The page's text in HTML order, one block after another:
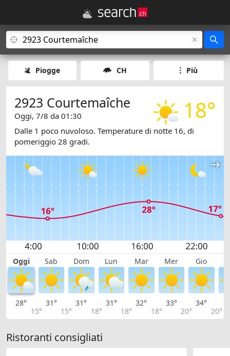
Piogge CH Più
18°
2923 Courtemaîche
Oggi, 7/8 da 01:30
Dalle 1 poco nuvoloso. Temperature di notte 16, di
pomeriggio 28 gradi.
Oggi Sab Dom Lun Mar Mer Gio
28°
15°
31°
15°
31°
18°
31°
18°
32°
18°
33°
20°
34°
20°
Ristoranti consigliati